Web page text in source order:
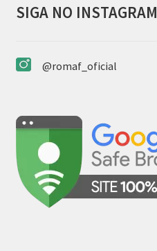
SIGA NO INSTAGRAM
@romaf_oficial